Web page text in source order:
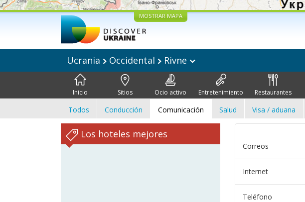
MOSTRAR MAPA
Ucrania Occidental Rivne
Inicio Sitios Ocio activo Entretenimiento Restaurantes
Todos Conducción Comunicación Salud Visa / aduana
Los hoteles mejores
Correos
Internet
Teléfono